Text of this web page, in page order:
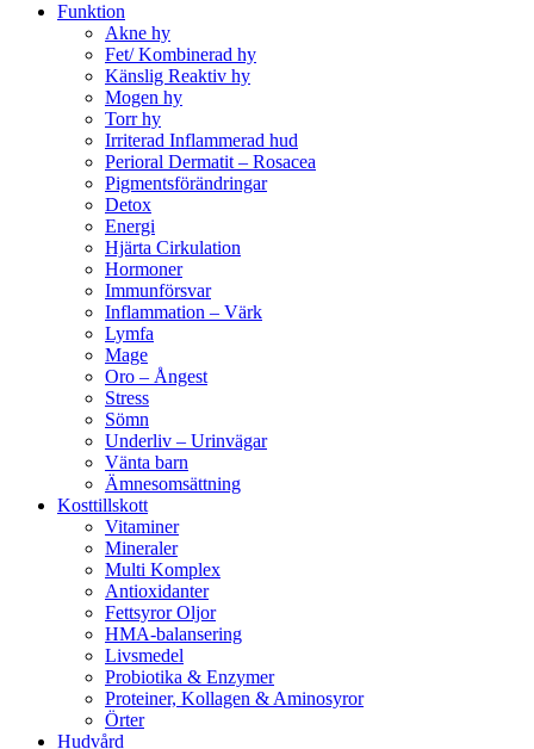
Funktion
Akne hy
Fet/ Kombinerad hy
Känslig Reaktiv hy
Mogen hy
Torr hy
Irriterad Inflammerad hud
Perioral Dermatit – Rosacea
Pigmentsförändringar
Detox
Energi
Hjärta Cirkulation
Hormoner
Immunförsvar
Inflammation – Värk
Lymfa
Mage
Oro – Ångest
Stress
Sömn
Underliv – Urinvägar
Vänta barn
Ämnesomsättning
Kosttillskott
Vitaminer
Mineraler
Multi Komplex
Antioxidanter
Fettsyror Oljor
HMA-balansering
Livsmedel
Probiotika & Enzymer
Proteiner, Kollagen & Aminosyror
Örter
Hudvård